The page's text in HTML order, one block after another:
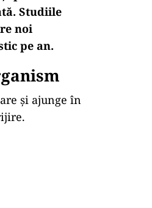
Studiile
noi
pe an.
și ajunge în